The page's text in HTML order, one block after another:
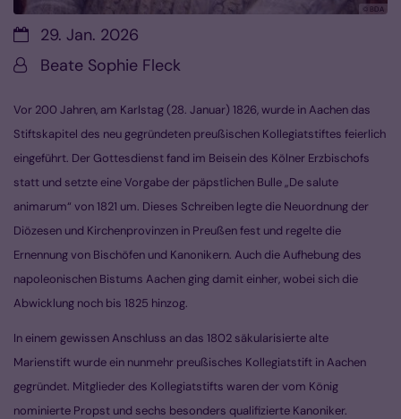
© BDA
Datum:29. Jan. 2026
Von:Beate Sophie Fleck
Vor 200 Jahren, am Karlstag (28. Januar) 1826, wurde in Aachen das
Stiftskapitel des neu gegründeten preußischen Kollegiatstiftes feierlich
eingeführt. Der Gottesdienst fand im Beisein des Kölner Erzbischofs
statt und setzte eine Vorgabe der päpstlichen Bulle „De salute
animarum“ von 1821 um. Dieses Schreiben legte die Neuordnung der
Diözesen und Kirchenprovinzen in Preußen fest und regelte die
Ernennung von Bischöfen und Kanonikern. Auch die Aufhebung des
napoleonischen Bistums Aachen ging damit einher, wobei sich die
Abwicklung noch bis 1825 hinzog.
In einem gewissen Anschluss an das 1802 säkularisierte alte
Marienstift wurde ein nunmehr preußisches Kollegiatstift in Aachen
gegründet. Mitglieder des Kollegiatstifts waren der vom König
nominierte Propst und sechs besonders qualifizierte Kanoniker.